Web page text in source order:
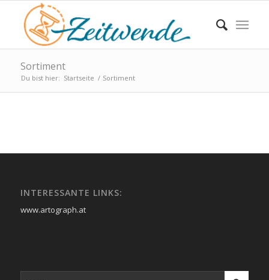
Sortiment
Du bist hier: Startseite / Sortiment
INTERESSANTE LINKS:
www.artograph.at